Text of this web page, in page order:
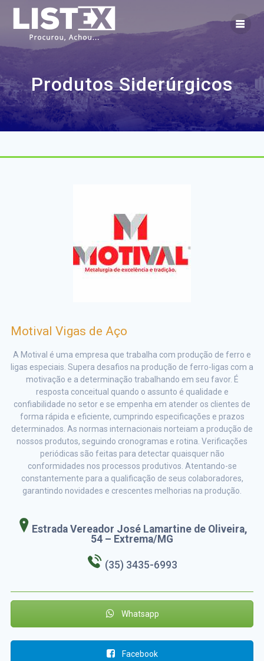
content
Produtos Siderúrgicos
Motival Vigas de Aço
A Motival é uma empresa que trabalha com produção de ferro e
ligas especiais. Supera desafios na produção de ferro-ligas com a
motivação e a determinação trabalhando em seu favor. É
resposta conceitual quando o assunto é qualidade e
confiabilidade no setor e se empenha em atender os clientes de
forma rápida e eficiente, cumprindo especificações e prazos
determinados. As normas internacionais norteiam a produção de
nossos produtos, seguindo cronogramas e rotina. Verificações
periódicas são feitas para detectar quaisquer não
conformidades nos processos produtivos. Atentando-se
constantemente para a qualificação de seus colaboradores,
garantindo novidades e crescentes melhorias na produção.
Estrada Vereador José Lamartine de Oliveira,
54 – Extrema/MG
(35) 3435-6993
Whatsapp
Facebook